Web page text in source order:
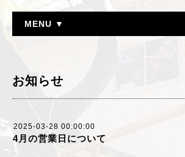
MENU ▼
お知らせ
2025-03-28 00:00:00
4月の営業日について